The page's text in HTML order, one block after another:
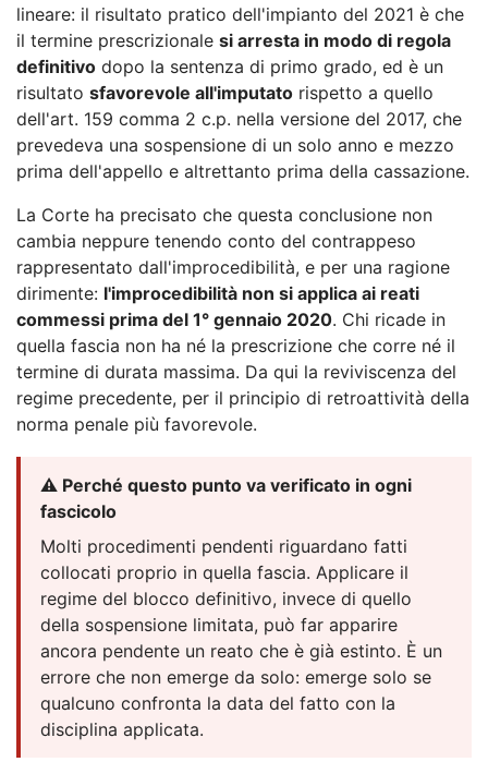
lineare: il risultato pratico dell'impianto del 2021 è che
il termine prescrizionale si arresta in modo di regola
definitivo dopo la sentenza di primo grado, ed è un
risultato sfavorevole all'imputato rispetto a quello
dell'art. 159 comma 2 c.p. nella versione del 2017, che
prevedeva una sospensione di un solo anno e mezzo
prima dell'appello e altrettanto prima della cassazione.
La Corte ha precisato che questa conclusione non
cambia neppure tenendo conto del contrappeso
rappresentato dall'improcedibilità, e per una ragione
dirimente: l'improcedibilità non si applica ai reati
commessi prima del 1° gennaio 2020. Chi ricade in
quella fascia non ha né la prescrizione che corre né il
termine di durata massima. Da qui la reviviscenza del
regime precedente, per il principio di retroattività della
norma penale più favorevole.
⚠️ Perché questo punto va verificato in ogni
fascicolo
Molti procedimenti pendenti riguardano fatti
collocati proprio in quella fascia. Applicare il
regime del blocco definitivo, invece di quello
della sospensione limitata, può far apparire
ancora pendente un reato che è già estinto. È un
errore che non emerge da solo: emerge solo se
qualcuno confronta la data del fatto con la
disciplina applicata.